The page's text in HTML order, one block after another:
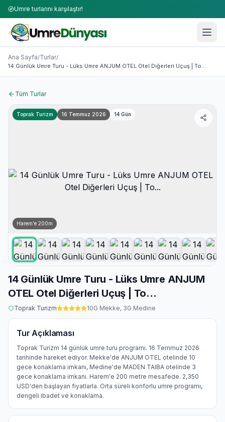
Umre turlarını karşılaştır!
Umre Turları 2026-2027 | 50+ Firma Karşılaştırması
14 Günlük Umre Turu - Lüks Umre ANJUM OTEL Otel
Ana Sayfa/Turlar/
14 Günlük Umre Turu - Lüks Umre ANJUM OTEL Otel Diğerleri Uçuş | To...
Tüm Turlar
Toprak Turizm 16 Temmuz 2026 14 Gün
Harem'e 200m
14 Günlük Umre Turu - Lüks Umre ANJUM
OTEL Otel Diğerleri Uçuş | To...
Toprak Turizm 10G Mekke, 3G Medine
Tur Açıklaması
Toprak Turizm 14 günlük umre turu programı. 16 Temmuz 2026
tarihinde hareket ediyor. Mekke'de ANJUM OTEL otelinde 10
gece konaklama imkanı, Medine'de MADEN TAIBA otelinde 3
gece konaklama imkanı. Harem'e 200 metre mesafede. 2,350
USD'den başlayan fiyatlarla. Orta süreli konforlu umre programı,
dengeli ibadet ve konaklama.